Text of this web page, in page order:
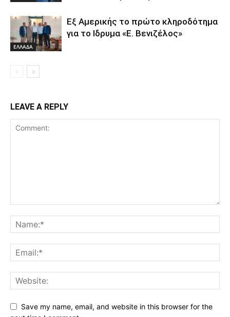
ΕΛΛΑΔΑ
Εξ Αμερικής το πρώτο κληροδότημα
για το Ιδρυμα «Ε. Βενιζέλος»
LEAVE A REPLY
Save my name, email, and website in this browser for the